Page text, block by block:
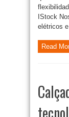
IStock
elétricos
Read